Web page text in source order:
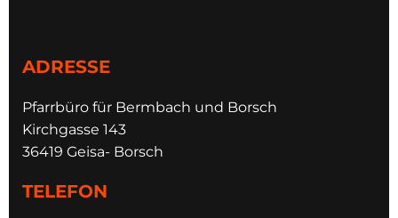
ADRESSE
Pfarrbüro für Bermbach und Borsch
Kirchgasse 143
36419 Geisa- Borsch
TELEFON